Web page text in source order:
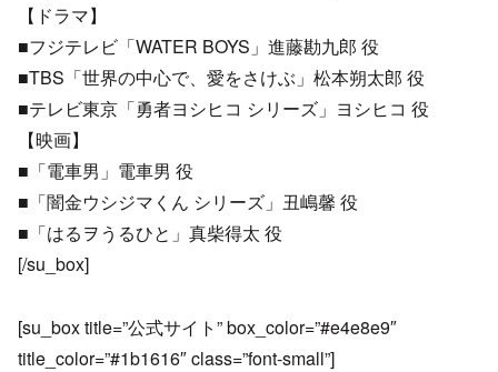
【ドラマ】
■フジテレビ「WATER BOYS」進藤勘九郎 役
■TBS「世界の中心で、愛をさけぶ」松本朔太郎 役
■テレビ東京「勇者ヨシヒコ シリーズ」ヨシヒコ 役
【映画】
■「電車男」電車男 役
■「闇金ウシジマくん シリーズ」丑嶋馨 役
■「はるヲうるひと」真柴得太 役
[/su_box]
[su_box title=”公式サイト” box_color=”#e4e8e9″
title_color=”#1b1616″ class=”font-small”]